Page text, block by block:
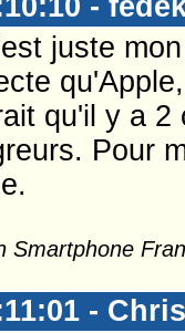
juste
qu'il y a
Pour
Smartphone
-